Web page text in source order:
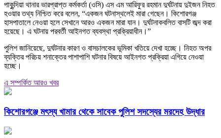
পাকুন্দিয়া থানার ভারপ্রাপ্ত কর্মকর্তা (ওসি) এস এম আরিফুর রহমান দুর্ঘটনায় দুইজন নিহত
হওয়ার তথ্য নিশ্চিত করে বলেন, “একজন ঘটনাস্থলেই মারা গেছেন। কিশোরগঞ্জ
হাসপাতালে নেওয়া হলে সেখানে আরও একজন মারা যান। দুর্ঘটনাকবলিত বাসটি জব্দ করা
হয়েছে। এ ঘটনায় পরবর্তী আইনগত ব্যবস্থা প্রক্রিয়াধীন।”
পুলিশ জানিয়েছে, দুর্ঘটনার কারণ ও বাসচালকের ভূমিকা খতিয়ে দেখা হচ্ছে। নিহত অপর
ব্যক্তির পরিচয় শনাক্তের পাশাপাশি ঘটনার বিষয়ে আইনগত প্রক্রিয়া এগিয়ে নেওয়া
হচ্ছে।
এ সম্পর্কিত আরও খবর
কিশোরগঞ্জে মৎস্য খামার থেকে সাবেক পুলিশ সদস্যের মরদেহ উদ্ধার